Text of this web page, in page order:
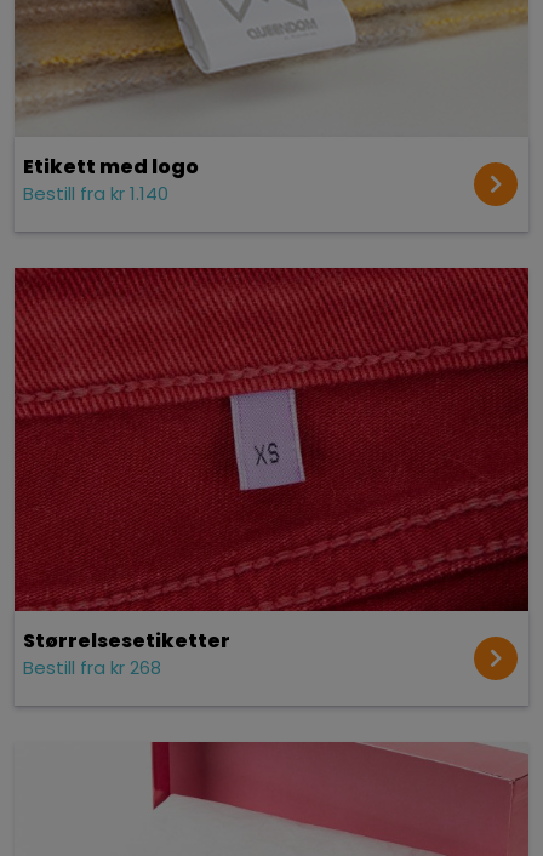
Etikett med logo
Bestill fra kr 1.140
Størrelses­etiketter
Bestill fra kr 268